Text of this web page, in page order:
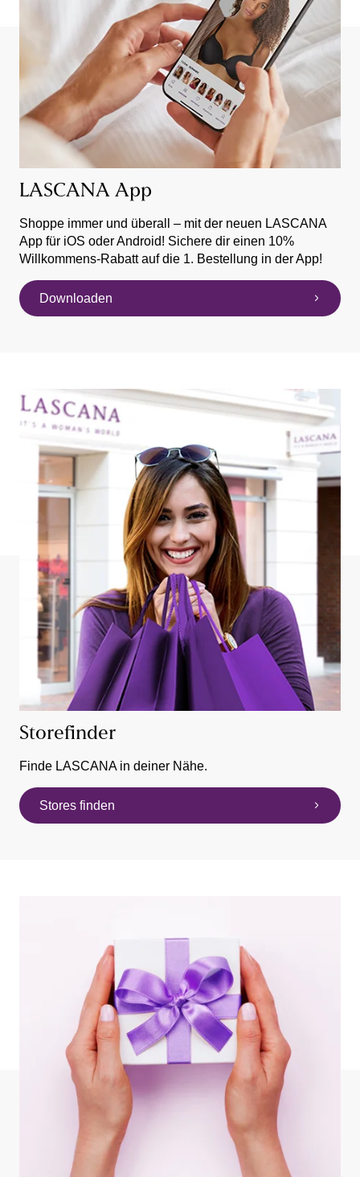
LASCANA App
Shoppe immer und überall – mit der neuen LASCANA
App für iOS oder Android! Sichere dir einen 10%
Willkommens-Rabatt auf die 1. Bestellung in der App!
Downloaden
Storefinder
Finde LASCANA in deiner Nähe.
Stores finden